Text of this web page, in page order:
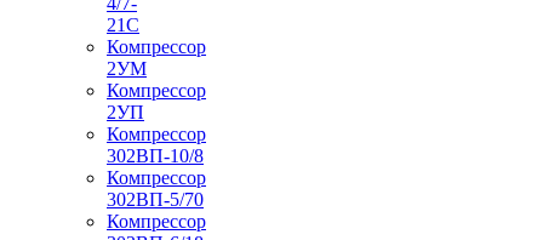
21С
Компрессор
2УМ
Компрессор
2УП
Компрессор
302ВП-10/8
Компрессор
302ВП-5/70
Компрессор